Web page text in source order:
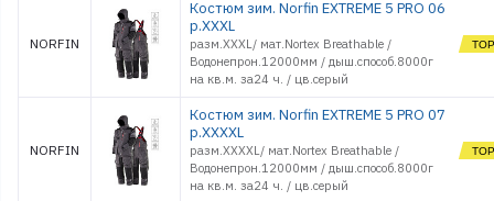
NORFIN
Костюм зим. Norfin EXTREME 5 PRO 06
р.XXXL
разм.XXXL/ мат.Nortex Breathable /
Водонепрон.12000мм / дыш.способ.8000г
на кв.м. за24 ч. / цв.серый
NORFIN
Костюм зим. Norfin EXTREME 5 PRO 07
р.XXXXL
разм.XXXXL/ мат.Nortex Breathable /
Водонепрон.12000мм / дыш.способ.8000г
на кв.м. за24 ч. / цв.серый